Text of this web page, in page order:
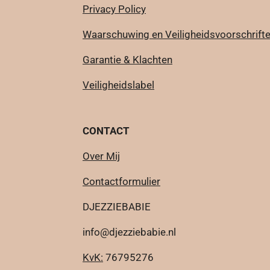
Privacy Policy
Waarschuwing en
Garantie & Klachten
Veiligheidslabel
CONTACT
Over Mij
Contactformulier
DJEZZIEBABIE
info@djezziebabie.nl
KvK: 76795276